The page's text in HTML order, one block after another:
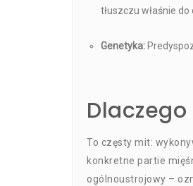
tłuszczu właśnie do
Genetyka:
Dlaczego
To częsty mit:
konkretne partie
ogólnoustrojowy –